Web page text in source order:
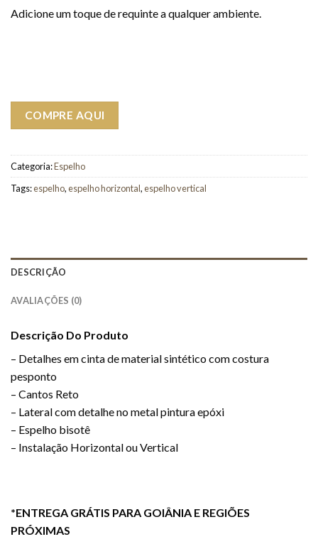
Adicione um toque de requinte a qualquer ambiente.
COMPRE AQUI
Categoria:Espelho
Tags:espelho,espelho horizontal,espelho vertical
DESCRIÇÃO
AVALIAÇÕES (0)
Descrição Do Produto
– Detalhes em cinta de material sintético com costura
pesponto
– Cantos Reto
– Lateral com detalhe no metal pintura epóxi
– Espelho bisotê
– Instalação Horizontal ou Vertical
*ENTREGA GRÁTIS PARA GOIÂNIA E REGIÕES
PRÓXIMAS